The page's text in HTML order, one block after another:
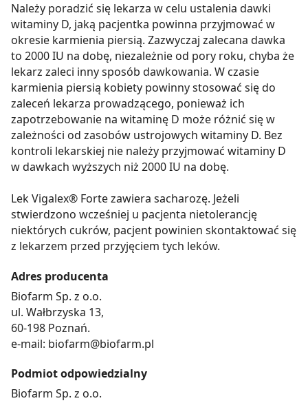
Należy poradzić się lekarza w celu ustalenia dawki
witaminy D, jaką pacjentka powinna przyjmować w
okresie karmienia piersią. Zazwyczaj zalecana dawka
to 2000 IU na dobę, niezależnie od pory roku, chyba że
lekarz zaleci inny sposób dawkowania. W czasie
karmienia piersią kobiety powinny stosować się do
zaleceń lekarza prowadzącego, ponieważ ich
zapotrzebowanie na witaminę D może różnić się w
zależności od zasobów ustrojowych witaminy D. Bez
kontroli lekarskiej nie należy przyjmować witaminy D
w dawkach wyższych niż 2000 IU na dobę.
Lek Vigalex® Forte zawiera sacharozę. Jeżeli
stwierdzono wcześniej u pacjenta nietolerancję
niektórych cukrów, pacjent powinien skontaktować się
z lekarzem przed przyjęciem tych leków.
Adres producenta
Biofarm Sp. z o.o.
ul. Wałbrzyska 13,
60-198 Poznań.
e-mail: biofarm@biofarm.pl
Podmiot odpowiedzialny
Biofarm Sp. z o.o.